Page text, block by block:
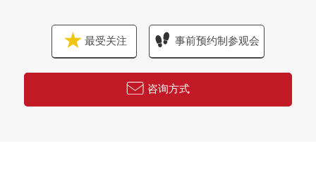
最受关注 事前预约制参观会
咨询方式